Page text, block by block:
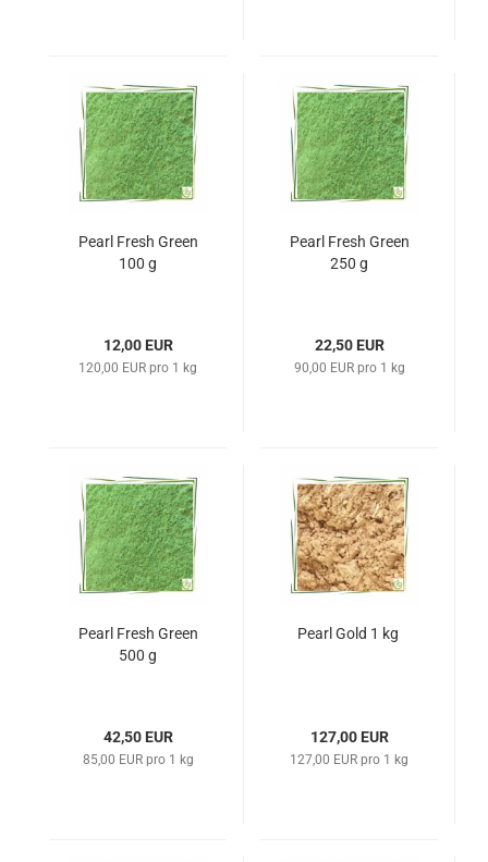
Pearl Fresh Green
100 g
12,00 EUR
120,00 EUR pro 1 kg
Pearl Fresh Green
250 g
22,50 EUR
90,00 EUR pro 1 kg
Pearl Fresh Green
500 g
42,50 EUR
85,00 EUR pro 1 kg
Pearl Gold 1 kg
127,00 EUR
127,00 EUR pro 1 kg